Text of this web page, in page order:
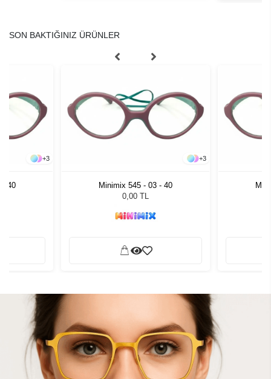
SON BAKTIĞINIZ ÜRÜNLER
+3
- 40
+3
Minimix 545 - 03 - 40
0,00 TL